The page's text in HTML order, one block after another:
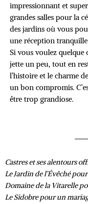
impressionnant et
grandes salles pour la
des jardins où vous
une réception
Si vous voulez quelque
jette un peu, tout en
l’histoire et le charme
un bon compromis.
être trop grandiose.
Castres et ses alentours
Le Jardin de l’Évêché
Domaine de la Vitarelle
Le Sidobre pour un